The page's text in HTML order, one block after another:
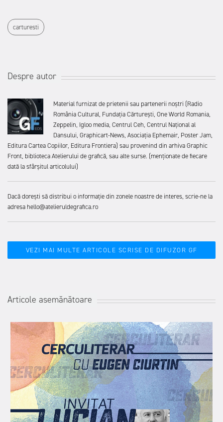
carturesti
Despre autor
Material furnizat de prietenii sau partenerii noștri (Radio
România Cultural, Fundația Cărturești, One World Romania,
Zeppelin, Igloo media, Centrul Ceh, Centrul Național al
Dansului, Graphicart-News, Asociația Ephemair, Poster Jam,
Editura Cartea Copiilor, Editura Frontiera) sau provenind din arhiva Graphic
Front, biblioteca Atelierului de grafică, sau alte surse. (menționate de fiecare
dată la sfârșitul articolului)
Dacă dorești să distribui o informație din zonele noastre de interes, scrie-ne la
adresa hello@atelieruldegrafica.ro
VEZI MAI MULTE ARTICOLE SCRISE DE DIFUZOR GF
Articole asemănătoare